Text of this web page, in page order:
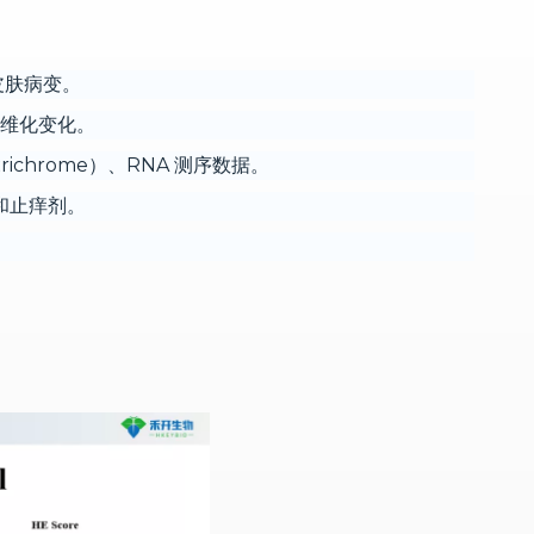
病变。
化变化。
）、RNA 测序数据。
痒剂。